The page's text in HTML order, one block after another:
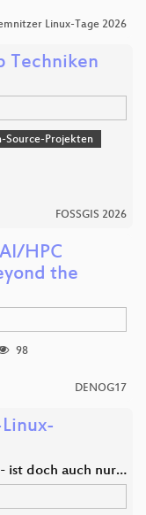
Linux-Tage 2026
Techniken
Source-Projekten
FOSSGIS 2026
HPC
the
98
DENOG17
ist doch auch nur…